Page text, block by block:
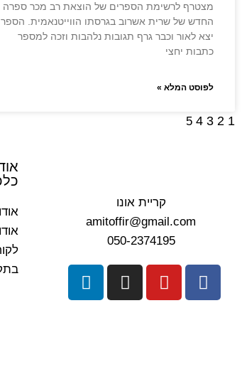
מצטרף לרשימת הספרים של הוצאת רב מכר ספרה
החדש של שרית אשרוב בגרסתו הווייטנאמית. הספר
יצא לאור וכבר גרף תגובות נלהבות וזכה למספר
כתבות יחצי
לפוסט המלא »
1
2
3
4
5
קריית אונו
amitoffir@gmail.com
050-2374195